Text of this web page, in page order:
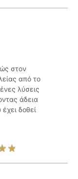
στον
από το
λύσεις
άδεια
δοθεί